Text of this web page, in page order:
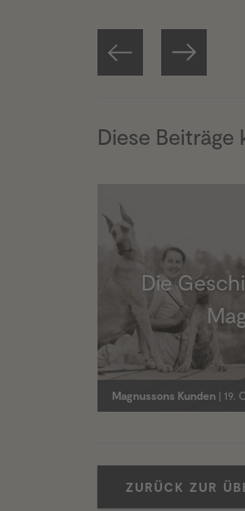
Diese Beiträge
Die
Magnussons Kunden | 19.
ZURÜCK ZUR